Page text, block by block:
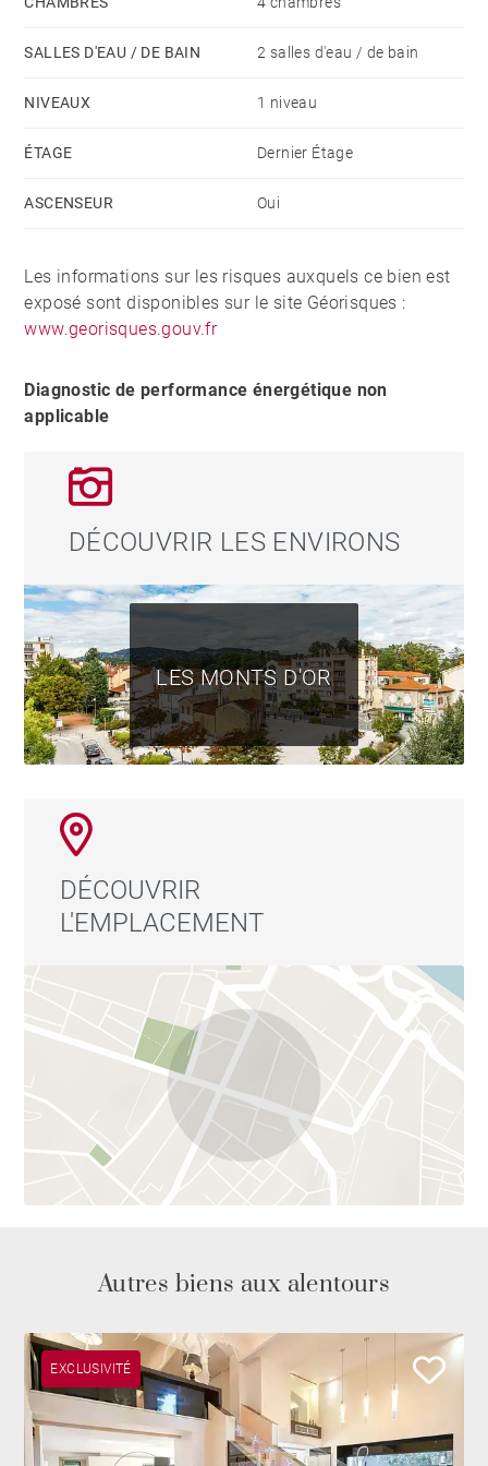
SALLES D'EAU / DE BAIN 2 salles d'eau / de bain
NIVEAUX 1 niveau
ÉTAGE Dernier Étage
ASCENSEUR Oui
Les informations sur les risques auxquels ce bien est
exposé sont disponibles sur le site Géorisques :
www.georisques.gouv.fr
Diagnostic de performance énergétique non
applicable
DÉCOUVRIR LES ENVIRONS
LES MONTS D'OR
DÉCOUVRIR
L'EMPLACEMENT
Autres biens aux alentours
EXCLUSIVITÉ